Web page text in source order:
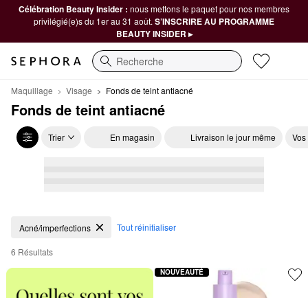
Célébration Beauty Insider : nous mettons le paquet pour nos membres
privilégié(e)s du 1er au 31 août. S’INSCRIRE AU PROGRAMME
BEAUTY INSIDER ▸
Recherche
Maquillage Visage Fonds de teint antiacné
Fonds de teint antiacné
Trier En magasin Livraison le jour même
Fonds de teint antiacné
Acné/imperfections Tout réinitialiser
6 Résultats
NOUVEAUTÉ